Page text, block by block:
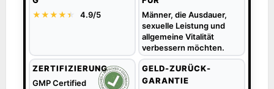
★★★★★
★ 4.9/5
Männer, die Ausdauer,
sexuelle Leistung und
allgemeine Vitalität
verbessern möchten.
ZERTIFIZIERUNG
GMP Certified
GELD-ZURÜCK-
GARANTIE